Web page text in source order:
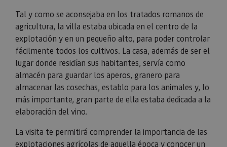
Tal y como se aconsejaba en los tratados romanos de
agricultura, la villa estaba ubicada en el centro de la
explotación y en un pequeño alto, para poder controlar
fácilmente todos los cultivos. La casa, además de ser el
lugar donde residían sus habitantes, servía como
almacén para guardar los aperos, granero para
almacenar las cosechas, establo para los animales y, lo
más importante, gran parte de ella estaba dedicada a la
elaboración del vino.
La visita te permitirá comprender la importancia de las
explotaciones agrícolas de aquella época y conocer un